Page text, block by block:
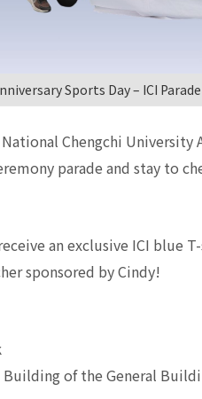
Sports Day – ICI Parade
Chengchi
parade and stay to
an exclusive ICI blue
sponsored by Cindy!
Building of the General